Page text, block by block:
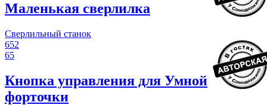
Маленькая сверлилка
Сверлильный станок
652
65
Кнопка управления для Умной
форточки